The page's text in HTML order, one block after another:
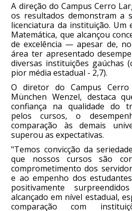
A direção do Campus Cerro
os resultados demonstram a
licenciatura da instituição. Um
Matemática, que alcançou
de excelência — apesar de,
área ter apresentado
diversas instituições gaúchas
pior média estadual - 2,7).
O diretor do Campus
München Wenzel, destaca
confiança na qualidade do
pelos cursos, o
comparação às demais
superou as expectativas.
"Temos convicção da
que nossos cursos são
comprometimento dos
e ao empenho dos
positivamente
alcançado em nível estadual,
comparação com